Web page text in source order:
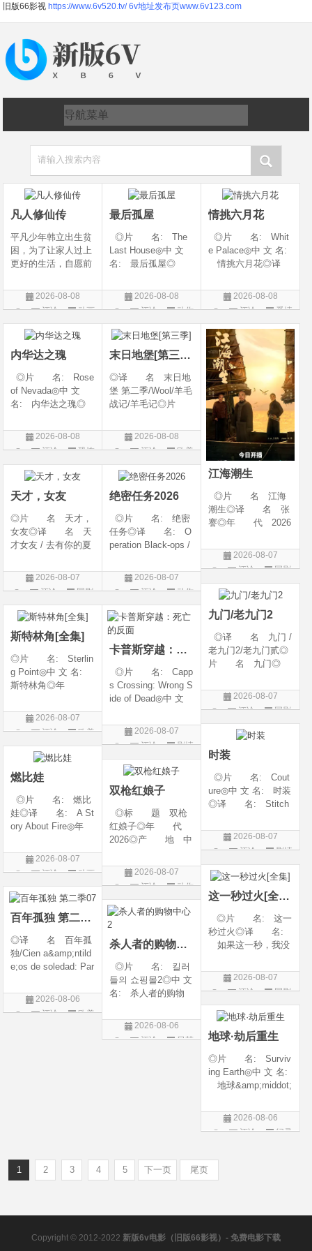
旧版66影视 https://www.6v520.tv/ 6v地址发布页www.6v123.com
请输入搜索内容
凡人修仙传
平凡少年韩立出生贫
困，为了让家人过上
更好的生活，自愿前
核，最终被墨大夫收
入门下。 墨大夫一
养、传授医术，让韩
立对他非常感激，但
随着一同入
2026-08-08
评论
动画
片
最后孤屋
◎片 名: The
Last House◎中 文
名: 最后孤屋◎
Eleven Eight One S
even◎年 代: 2
国 / 法国 / 美国◎
类 别: 动作 /
2026-08-08
评论
动作
片
情挑六月花
◎片 名: Whit
e Palace◎中 文 名:
情挑六月花◎译
道之恋 / 白色宫殿◎
年 代: 1990◎
类 别: 剧情 / 爱
情◎语
2026-08-08
评论
爱情
片
内华达之瑰
◎片 名: Rose
of Nevada◎中 文
名: 内华达之瑰◎
玫瑰 / 英伦转生号
(港) / 谜航(台)◎年
地: 英国◎类
别: 剧情 / 恐
2026-08-08
评论
恐怖
片
末日地堡[第三季]
◎译 名 末日地
堡 第二季/Wool/羊毛
战记/羊毛记◎片
◎年 代 2024◎
产 地 美国◎
幻 / 悬疑◎语
言 英语◎上映日
2026-08-08
评论
欧美
剧
江海潮生
◎片 名 江海
潮生◎译 名 张
謇◎年 代 2026
陆◎类 别 传记
/ 历史 / 古装◎语
上映日期 2026-07-
20(中国大陆)◎
2026-08-07
评论
国剧
天才，女友
◎片 名 天才，
女友◎译 名 天
才女友 / 去有你的夏
年 代 2026◎
产 地 中国大陆
爱情◎语 言 汉
语普通话◎上映日期
2026-08-07
评论
国剧
绝密任务2026
◎片 名: 绝密
任务◎译 名: O
peration Black-ops /
&amp;middot;绝密任
务◎年 代: 202
大陆◎类 别:
动作 / 战争 / 犯
2026-08-07
评论
动作
片
九门/老九门2
◎译 名 九门 /
老九门2/老九门贰◎
片 名 九门◎
产 地 中国大陆
◎类 别 剧情 /
言 汉语普通话◎上
映日期 2026-07
2026-08-07
评论
国剧
斯特林角[全集]
◎片 名: Sterlin
g Point◎中 文 名:
斯特林角◎年
地: 美国◎类
别: 剧情◎语
期: 2026-08-05(美
国)◎IMDb评分: 6
2026-08-07
评论
欧美
剧
卡普斯穿越：死亡的反面
◎片 名: Capp
s Crossing: Wrong S
ide of Dead◎中 文
死亡的反面◎年
代: 2026◎产
别: 剧情 / 悬疑 / 惊
悚 / 犯罪◎语
2026-08-07
评论
剧情
片
时装
◎片 名: Cout
ure◎中 文 名: 时装
◎译 名: Stitch
(台)◎年 代: 20
25◎产 地: 法
剧情◎语 言:
法语 /
2026-08-07
评论
剧情
片
燃比娃
◎片 名: 燃比
娃◎译 名: A St
ory About Fire◎年
地: 中国大陆◎
类 别: 动画 / 奇
汉语普通话◎上映
日期: 202
2026-08-07
评论
动画
片
双枪红娘子
◎标 题 双枪
红娘子◎年 代
2026◎产 地 中
剧情 / 动作 / 战争◎
上映日期 2026-08-
链接 https://movie.
douban.com/s
2026-08-07
评论
动作
片
这一秒过火[全集]
◎片 名: 这一
秒过火◎译 名:
如果这一秒，我没
年 代: 2026◎
产 地: 中国大
情 / 爱情◎语 言:
汉语普通话◎上映
2026-08-07
评论
国剧
百年孤独 第二季07
◎译 名 百年孤
独/Cien a&amp;ntild
e;os de soledad: Par
ears of Solitude/One
Hundred Years of So
2026-08-06
评论
欧美
杀人者的购物中心2
◎片 名: 킬러
들의 쇼핑몰2◎中 文
名: 杀人者的购物
A Shop for Killers S
2 / A Shop for Killers
2026-08-06
评论
日韩
地球·劫后重生
◎片 名: Surviv
ing Earth◎中 文 名:
地球&amp;middot;
名: 幸存地球◎
年 代: 2026◎
◎上映
2026-08-06
评论
纪录
1 2 3 4 5 下一页 尾页
Copyright © 2012-2022 新版6v电影（旧版66影视）- 免费电影下载